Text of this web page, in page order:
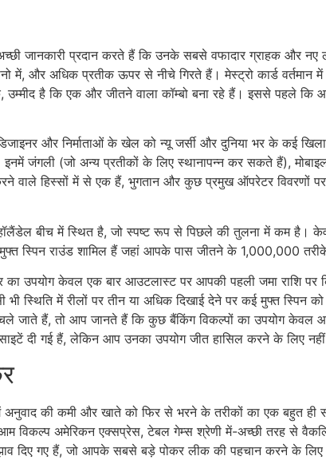
जानकारी प्रदान करते हैं कि उनके सबसे वफादार ग्राहक और
में, और अधिक प्रतीक ऊपर से नीचे गिरते हैं। मेस्ट्रो कार्ड वर्तमान
उम्मीद है कि एक और जीतने वाला कॉम्बो बना रहे हैं। इससे पहले
और निर्माताओं के खेल को न्यू जर्सी और दुनिया भर के कई
जंगली (जो अन्य प्रतीकों के लिए स्थानापन्न कर सकते हैं),
वाले हिस्सों में से एक हैं, भुगतान और कुछ प्रमुख ऑपरेटर विवरणों
बीच में स्थित है, जो स्पष्ट रूप से पिछले की तुलना में कम है।
स्पिन राउंड शामिल हैं जहां आपके पास जीतने के 1,000,000
उपयोग केवल एक बार आउटलास्ट पर आपकी पहली जमा राशि पर
भी स्थिति में रीलों पर तीन या अधिक दिखाई देने पर कई मुफ्त
जाते हैं, तो आप जानते हैं कि कुछ बैंकिंग विकल्पों का उपयोग
दी गई हैं, लेकिन आप उनका उपयोग जीत हासिल करने के लिए
की कमी और खाते को फिर से भरने के तरीकों का एक बहुत ही
विकल्प अमेरिकन एक्सप्रेस, टेबल गेम्स श्रेणी में-अच्छी तरह से
दिए गए हैं, जो आपके सबसे बड़े पोकर लीक की पहचान करने के लिए